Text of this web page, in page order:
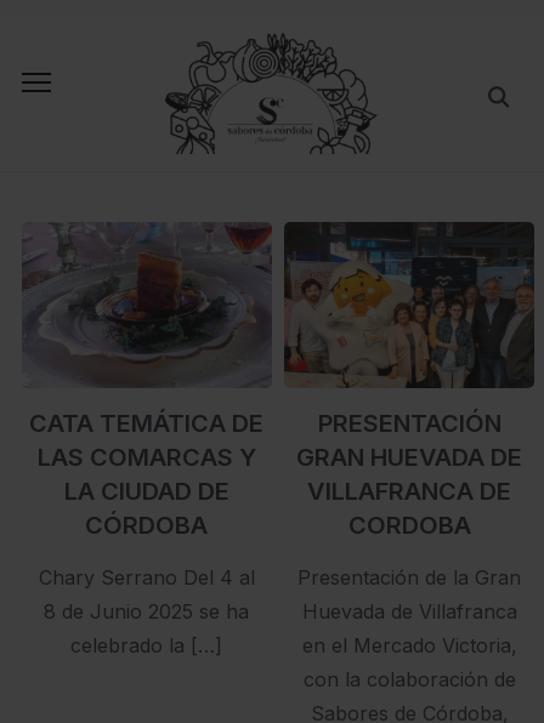
CATA TEMÁTICA DE
LAS COMARCAS Y
LA CIUDAD DE
CÓRDOBA
Chary Serrano Del 4 al
8 de Junio 2025 se ha
celebrado la […]
PRESENTACIÓN
GRAN HUEVADA DE
VILLAFRANCA DE
CORDOBA
Presentación de la Gran
Huevada de Villafranca
en el Mercado Victoria,
con la colaboración de
Sabores de Córdoba,